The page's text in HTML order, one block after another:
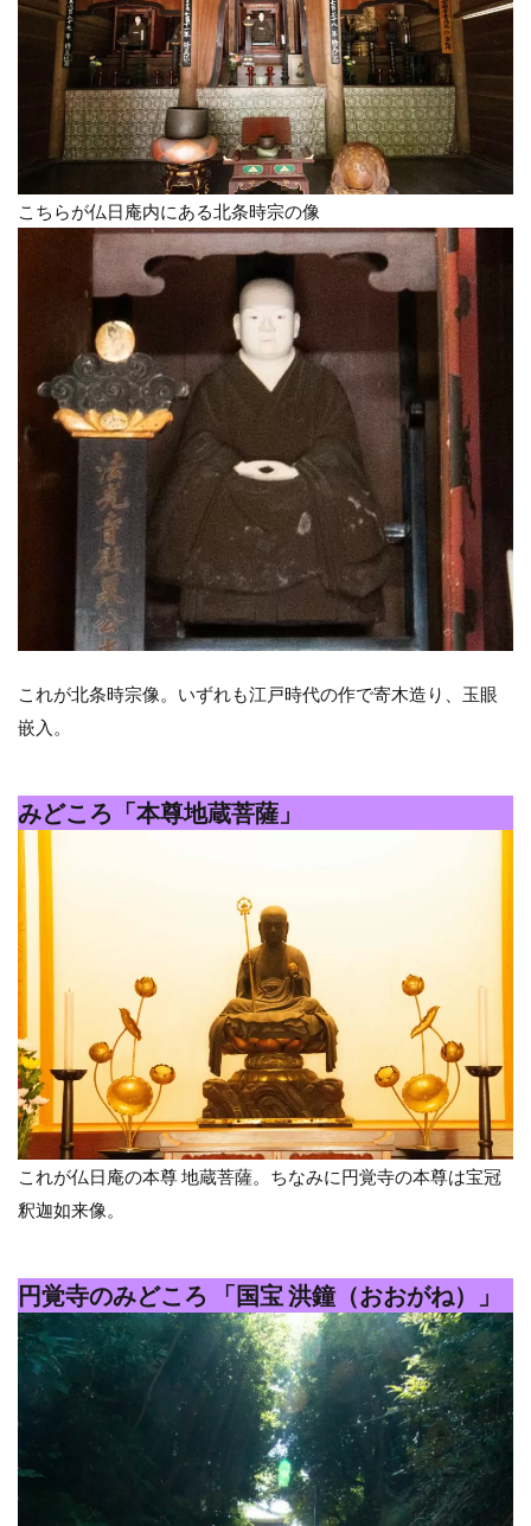
こちらが仏日庵内にある北条時宗の像
これが北条時宗像。いずれも江戸時代の作で寄木造り、玉眼
嵌入。
みどころ「本尊地蔵菩薩」
これが仏日庵の本尊 地蔵菩薩。ちなみに円覚寺の本尊は宝冠
釈迦如来像。
円覚寺のみどころ 「国宝 洪鐘（おおがね）」